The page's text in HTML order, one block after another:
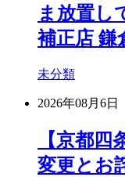
ま放置し
補正店 鎌
未分類
2026年08月6日
【京都
変更とお